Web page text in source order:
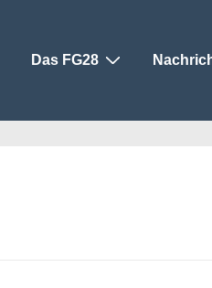
Das FG28